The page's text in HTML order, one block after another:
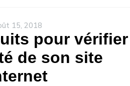
15, 2018
pour vérifier
de son site